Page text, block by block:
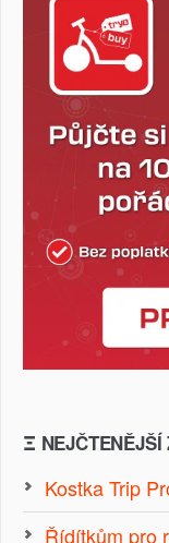
Ξ
Kostka Trip
Řídítkům pro